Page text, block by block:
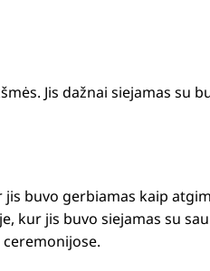
Jis dažnai siejamas su
buvo gerbiamas kaip
jis buvo siejamas su